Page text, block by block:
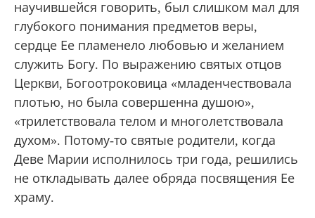
научившейся говорить, был слишком мал для
глубокого понимания предметов веры,
сердце Ее пламенело любовью и желанием
служить Богу. По выражению святых отцов
Церкви, Богоотроковица «младенчествовала
плотью, но была совершенна душою»,
«трилетствовала телом и многолетствовала
духом». Потому-то святые родители, когда
Деве Марии исполнилось три года, решились
не откладывать далее обряда посвящения Ее
храму.